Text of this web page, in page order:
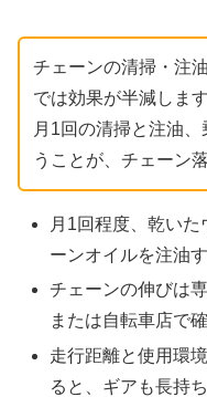
チェーンの清掃・注
では効果が半減します
月1回の清掃と注油
うことが、チェーン
月1回程度、乾い
ーンオイルを注油
チェーンの伸びは
または自転車店で
走行距離と使用環
ると、ギアも長持